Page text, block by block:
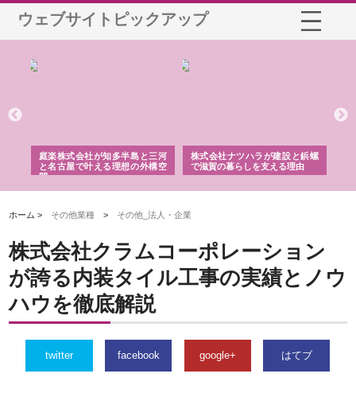
ウェブサイトピックアップ
庭楽株式会社が知多半島と三河
と名古屋で叶える理想の外構空
間
株式会社ナツハラが建設と鋲螺
で滋賀の暮らしを支える理由
ホーム > その他業種 > その他_法人・企業
株式会社クラムコーポレーション
が誇る内装タイル工事の実績とノウ
ハウを徹底解説
twitter facebook google+ はてブ